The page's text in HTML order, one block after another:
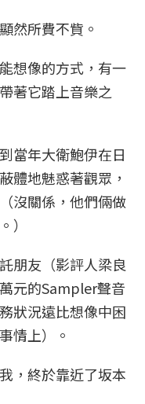
然所費不貲。
想像的方式，有一
著它踏上音樂之
當年大衛鮑伊在日
體地魅惑著觀眾，
沒關係，他們倆做
）
朋友（影評人梁良
元的Sampler聲音
狀況遠比想像中困
情上）。
，終於靠近了坂本